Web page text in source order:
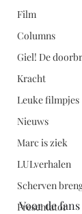
Film
Columns
Giel! De
Kracht
Leuke filmpjes
Nieuws
Marc is ziek
LULverhalen
Scherven
Presentator
Voor de